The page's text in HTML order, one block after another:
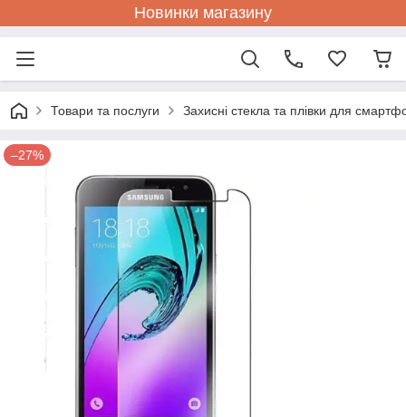
Новинки магазину
Товари та послуги Захисні стекла та плівки для
–27%